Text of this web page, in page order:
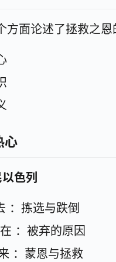
方面论述了拯救之恩
心
色列
：拣选与跌倒
：被弃的原因
：蒙恩与拯救